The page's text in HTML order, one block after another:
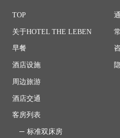
TOP
关于HOTEL THE LEBEN
早餐
酒店设施
周边旅游
酒店交通
客房列表
标准双床房